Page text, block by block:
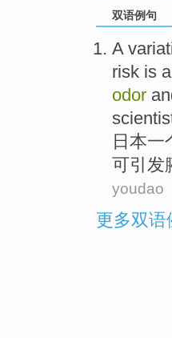
双语例句
A
risk is
odor
日本一
可引发
youdao
更多双语